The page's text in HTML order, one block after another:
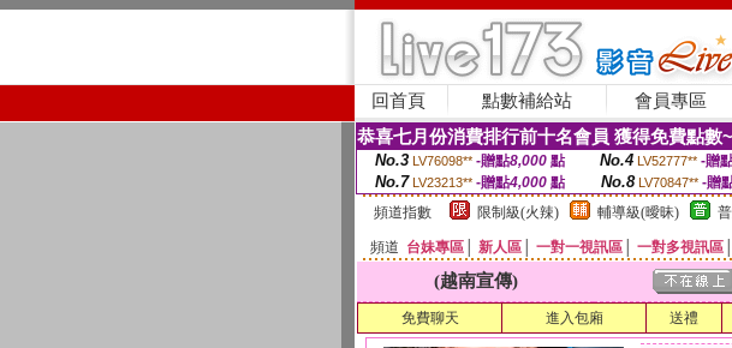
回首頁 點數補給站 會員專區
恭喜七月份消費排行前十名會員 獲得免費點數~
No.3 LV76098** -贈點8,000點 No.4 LV52777** -贈
No.7 LV23213** -贈點4,000 點 No.8 LV70847** -贈
頻道指數
限制級(火辣) 輔導級(曖昧)
頻道 台妹專區 新人區 一對一視訊區 一對多視訊區
(越南宣傳)
免費聊天 進入包廂 送禮